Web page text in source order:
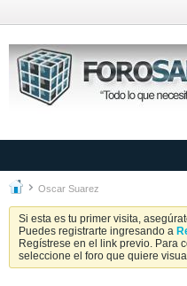
Oscar Suarez
Si esta es tu primer visita,
Puedes registrarte ingresando a
Regístrese en el link previo. Para
seleccione el foro que quiere